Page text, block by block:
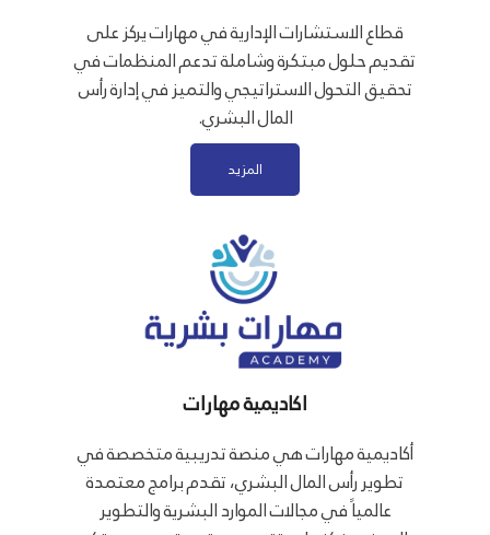
قطاع الاستشارات الإدارية في مهارات يركز على
تقديم حلول مبتكرة وشاملة تدعم المنظمات في
تحقيق التحول الاستراتيجي والتميز في إدارة رأس
المال البشري.
المزيد
اكاديمية مهارات
أكاديمية مهارات هي منصة تدريبية متخصصة في
تطوير رأس المال البشري، تقدم برامج معتمدة
عالمياً في مجالات الموارد البشرية والتطوير